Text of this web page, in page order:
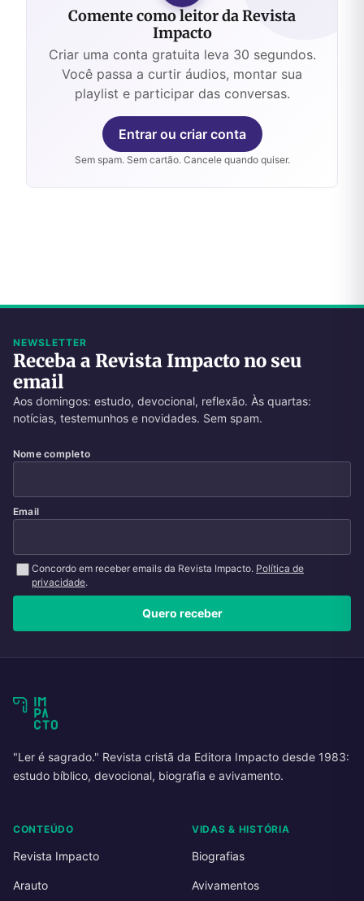
Comente como leitor da Revista
Impacto
Criar uma conta gratuita leva 30 segundos.
Você passa a curtir áudios, montar sua
playlist e participar das conversas.
Entrar ou criar conta
Sem spam. Sem cartão. Cancele quando quiser.
NEWSLETTER
Receba a Revista Impacto no seu
email
Aos domingos: estudo, devocional, reflexão. Às quartas:
notícias, testemunhos e novidades. Sem spam.
Nome completo
Email
Concordo em receber emails da Revista Impacto. Política de
privacidade.
Quero receber
"Ler é sagrado." Revista cristã da Editora Impacto desde 1983:
estudo bíblico, devocional, biografia e avivamento.
CONTEÚDO
Revista Impacto
Arauto
VIDAS & HISTÓRIA
Biografias
Avivamentos